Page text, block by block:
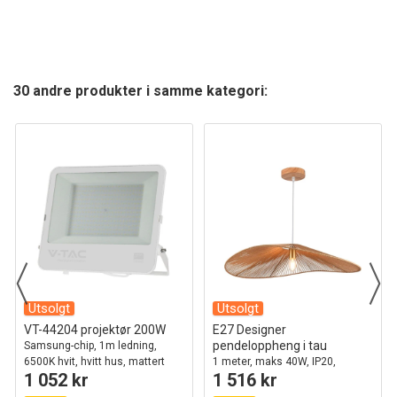
30 andre produkter i samme kategori:
Utsolgt
VT-44204 projektør 200W
Samsung-chip, 1m ledning,
6500K hvit, hvitt hus, mattert
glass, IP65
1 052 kr
Utsolgt
E27 Designer
pendeloppheng i tau
1 meter, maks 40W, IP20,
Ø80cm, 2 års garanti
1 516 kr